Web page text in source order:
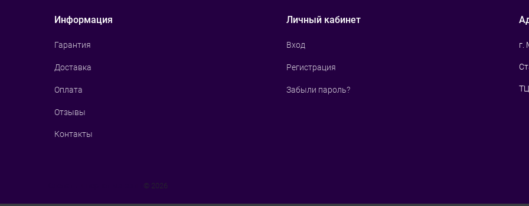
Информация
Гарантия
Доставка
Оплата
Отзывы
Контакты
Личный кабинет
Вход
Регистрация
Забыли пароль?
г.
© 2026